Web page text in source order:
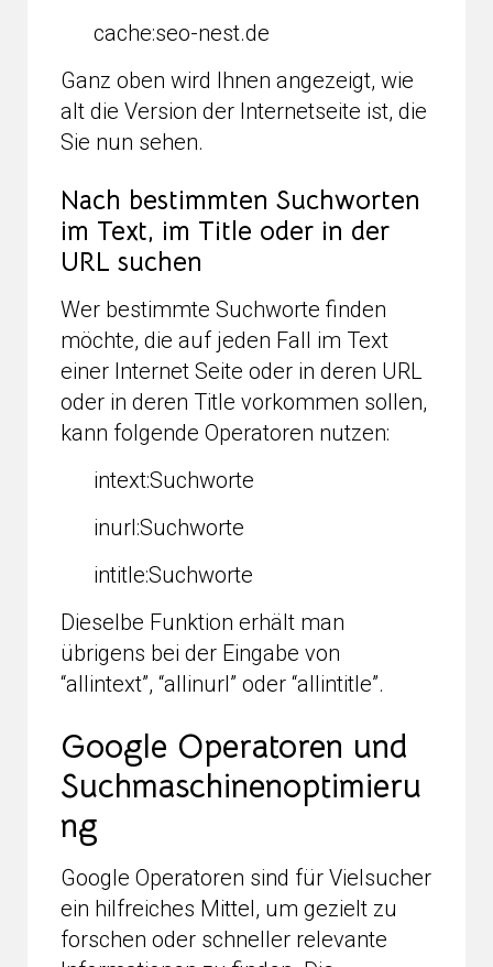
cache:seo-nest.de
Ganz oben wird Ihnen angezeigt, wie
alt die Version der Internetseite ist, die
Sie nun sehen.
Nach bestimmten Suchworten
im Text, im Title oder in der
URL suchen
Wer bestimmte Suchworte finden
möchte, die auf jeden Fall im Text
einer Internet Seite oder in deren URL
oder in deren Title vorkommen sollen,
kann folgende Operatoren nutzen:
intext:Suchworte
inurl:Suchworte
intitle:Suchworte
Dieselbe Funktion erhält man
übrigens bei der Eingabe von
“allintext”, “allinurl” oder “allintitle”.
Google Operatoren und
Suchmaschinenoptimieru
ng
Google Operatoren sind für Vielsucher
ein hilfreiches Mittel, um gezielt zu
forschen oder schneller relevante